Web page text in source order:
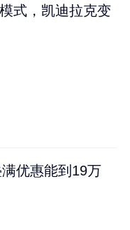
式，凯迪拉克变
优惠能到19万